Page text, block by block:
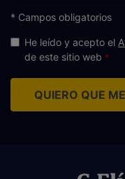
* Campos obligatorios
He leído y acepto el
de este sitio web
QUIERO QUE